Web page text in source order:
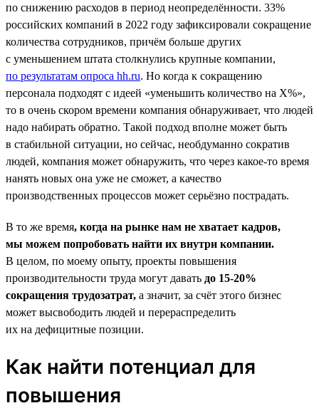
по снижению расходов в период неопределённости. 33%
российских компаний в 2022 году зафиксировали сокращение
количества сотрудников, причём больше других
с уменьшением штата столкнулись крупные компании,
по результатам опроса hh.ru. Но когда к сокращению
персонала подходят с идеей «уменьшить количество на Х%»,
то в очень скором времени компания обнаруживает, что людей
надо набирать обратно. Такой подход вполне может быть
в стабильной ситуации, но сейчас, необдуманно сократив
людей, компания может обнаружить, что через какое-то время
нанять новых она уже не сможет, а качество
производственных процессов может серьёзно пострадать.
В то же время, когда на рынке нам не хватает кадров,
мы можем попробовать найти их внутри компании.
В целом, по моему опыту, проекты повышения
производительности труда могут давать до 15‑20%
сокращения трудозатрат, а значит, за счёт этого бизнес
может высвободить людей и перераспределить
их на дефицитные позиции.
Как найти потенциал для
повышения